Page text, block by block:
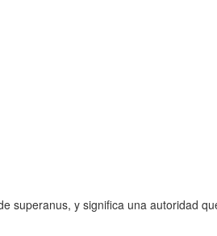
y significa una autoridad